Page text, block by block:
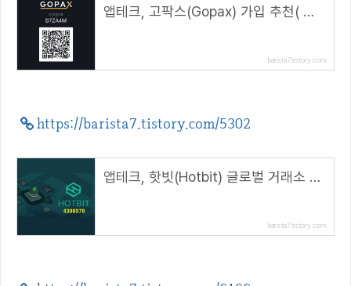
앱테크, 고팍스(Gopax) 가입 추천( 추천코드 : B7ZA4M )
barista7.tistory.com
https://barista7.tistory.com/5302
앱테크, 핫빗(Hotbit) 글로벌 거래소 가입 방법( 추천 코드 : 4398578 )
barista7.tistory.com